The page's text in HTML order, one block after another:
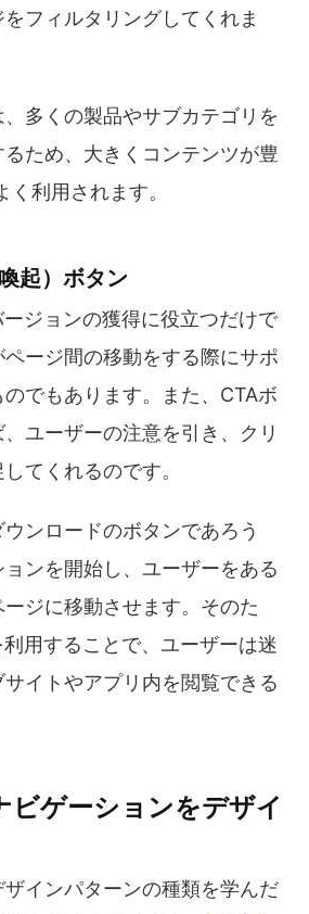
フィルタリングしてくれま
多くの製品やサブカテゴリを
ため、大きくコンテンツが豊
利用されます。
起）ボタン
ジョンの獲得に役立つだけで
ージ間の移動をする際にサポ
でもあります。また、CTAボ
ユーザーの注意を引き、クリ
てくれるのです。
ンロードのボタンであろう
ンを開始し、ユーザーをある
ジに移動させます。そのた
用することで、ユーザーは迷
イトやアプリ内を閲覧できる
ビゲーションをデザイ
インパターンの種類を学んだ